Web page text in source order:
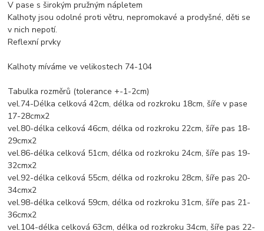
V pase s širokým pružným nápletem
Kalhoty jsou odolné proti větru, nepromokavé a prodyšné, děti se
v nich nepotí.
Reflexní prvky
Kalhoty míváme ve velikostech 74-104
Tabulka rozměrů (tolerance +-1-2cm)
vel.74-Délka celková 42cm, délka od rozkroku 18cm, šíře v pase
17-28cmx2
vel.80-délka celková 46cm, délka od rozkroku 22cm, šíře pas 18-
29cmx2
vel.86-délka celková 51cm, délka od rozkroku 24cm, šíře pas 19-
32cmx2
vel.92-délka celková 55cm, délka od rozkroku 28cm, šíře pas 20-
34cmx2
vel.98-délka celková 59cm, délka od rozkroku 31cm, šíře pas 21-
36cmx2
vel.104-délka celková 63cm, délka od rozkroku 34cm, šíře pas 22-